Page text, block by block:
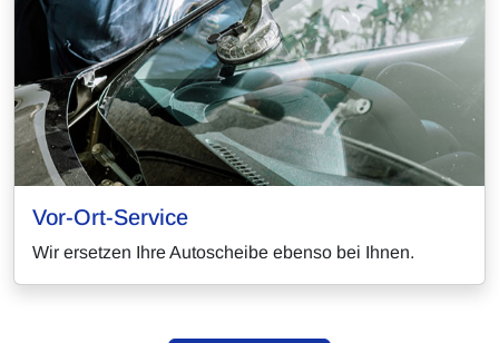
Vor-Ort-Service
Wir ersetzen Ihre Autoscheibe ebenso bei Ihnen.